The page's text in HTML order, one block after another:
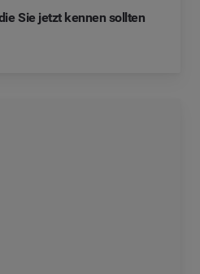
Sie jetzt kennen sollten